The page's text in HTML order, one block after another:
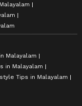
Malayalam
in Malayalam
Tips in Malayalam